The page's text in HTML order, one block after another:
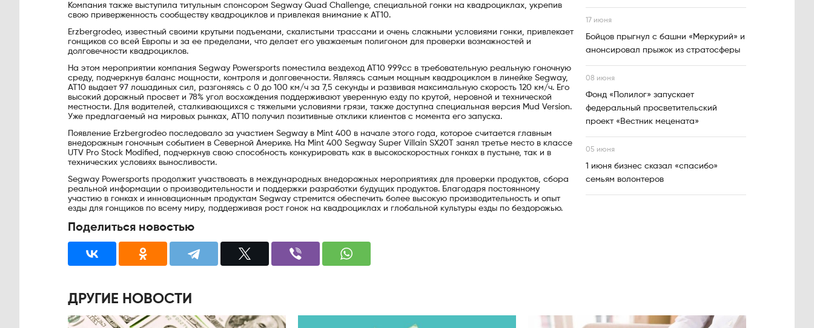
Компания также выступила титульным спонсором Segway Quad Challenge, специальной гонки на квадроциклах, укрепив
свою приверженность сообществу квадроциклов и привлекая внимание к AT10.
Erzbergrodeo, известный своими крутыми подъемами, скалистыми трассами и очень сложными условиями гонки, привлекает
гонщиков со всей Европы и за ее пределами, что делает его уважаемым полигоном для проверки возможностей и
долговечности квадроциклов.
На этом мероприятии компания Segway Powersports поместила вездеход AT10 999cc в требовательную реальную гоночную
среду, подчеркнув баланс мощности, контроля и долговечности. Являясь самым мощным квадроциклом в линейке Segway,
AT10 выдает 97 лошадиных сил, разгоняясь с 0 до 100 км/ч за 7,5 секунды и развивая максимальную скорость 120 км/ч. Его
высокий дорожный просвет и 78% угол восхождения поддерживают уверенную езду по крутой, неровной и технической
местности. Для водителей, сталкивающихся с тяжелыми условиями грязи, также доступна специальная версия Mud Version.
Уже предлагаемый на мировых рынках, AT10 получил позитивные отклики клиентов с момента его запуска.
Появление Erzbergrodeo последовало за участием Segway в Mint 400 в начале этого года, которое считается главным
внедорожным гоночным событием в Северной Америке. На Mint 400 Segway Super Villain SX20T занял третье место в классе
UTV Pro Stock Modified, подчеркнув свою способность конкурировать как в высокоскоростных гонках в пустыне, так и в
технических условиях выносливости.
Segway Powersports продолжит участвовать в международных внедорожных мероприятиях для проверки продуктов, сбора
реальной информации о производительности и поддержки разработки будущих продуктов. Благодаря постоянному
участию в гонках и инновационным продуктам Segway стремится обеспечить более высокую производительность и опыт
езды для гонщиков по всему миру, поддерживая рост гонок на квадроциклах и глобальной культуры езды по бездорожью.
Поделиться новостью
17 июня
Бойцов прыгнул с башни «Меркурий» и
анонсировал прыжок из стратосферы
08 июня
Фонд «Полилог» запускает
федеральный просветительский
проект «Вестник мецената»
05 июня
1 июня бизнес сказал «спасибо»
семьям волонтеров
ДРУГИЕ НОВОСТИ